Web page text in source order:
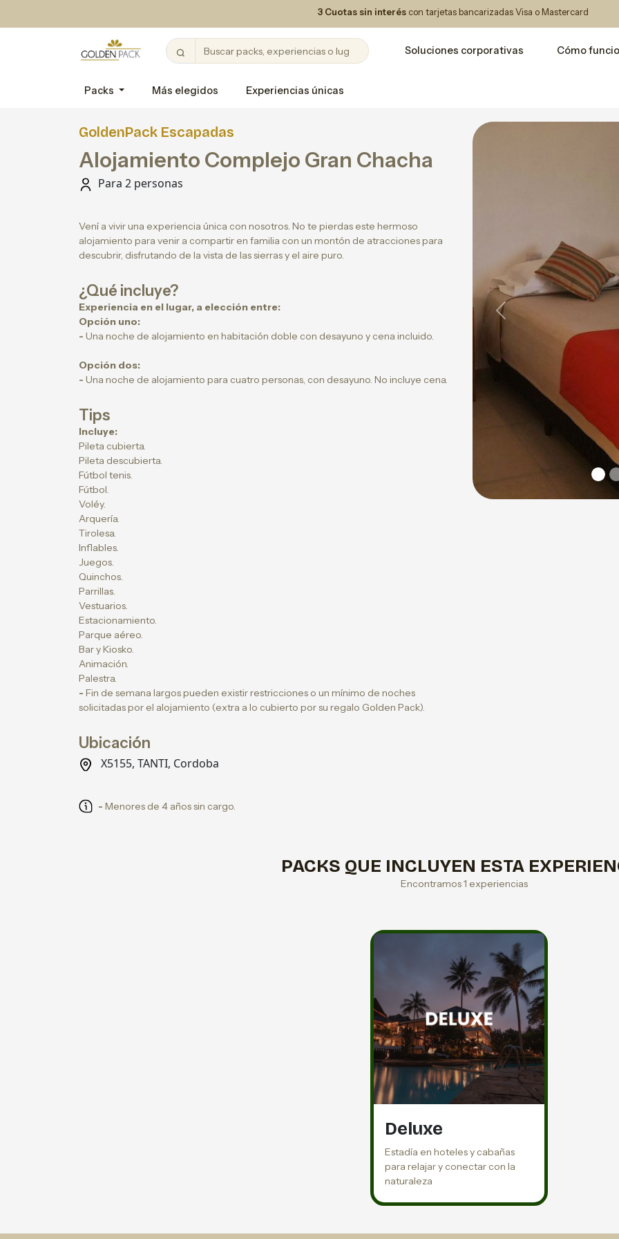
3 Cuotas sin interés con tarjetas bancarizadas Visa o Mastercard
Soluciones corporativas Cómo
Packs Más elegidos Experiencias únicas
GoldenPack Escapadas
Alojamiento Complejo Gran Chacha
Para 2 personas
Vení a vivir una experiencia única con nosotros. No te pierdas este hermoso
alojamiento para venir a compartir en familia con un montón de atracciones para
descubrir, disfrutando de la vista de las sierras y el aire puro.
¿Qué incluye?
Experiencia en el lugar, a elección entre:
Opción uno:
- Una noche de alojamiento en habitación doble con desayuno y cena incluido.
Opción dos:
- Una noche de alojamiento para cuatro personas, con desayuno. No incluye cena.
Tips
Incluye:
Pileta cubierta.
Pileta descubierta.
Fútbol tenis.
Fútbol.
Voléy.
Arquería.
Tirolesa.
Inflables.
Juegos.
Quinchos.
Parrillas.
Vestuarios.
Estacionamiento.
Parque aéreo.
Bar y Kiosko.
Animación.
Palestra.
- Fin de semana largos pueden existir restricciones o un mínimo de noches
solicitadas por el alojamiento (extra a lo cubierto por su regalo Golden Pack).
Ubicación
X5155, TANTI, Cordoba
- Menores de 4 años sin cargo.
Previous
PACKS QUE INCLUYEN ESTA
Encontramos 1 experiencias
Deluxe
Estadía en hoteles y cabañas
para relajar y conectar con la
naturaleza